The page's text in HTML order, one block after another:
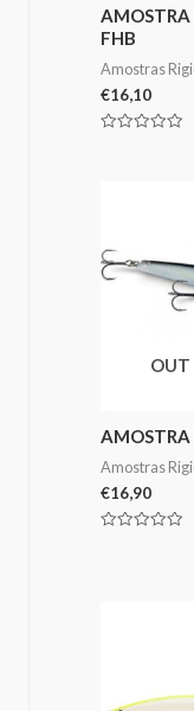
FHB
Amostras
€16,10
OUT
AMOSTRA
Amostras
€16,90